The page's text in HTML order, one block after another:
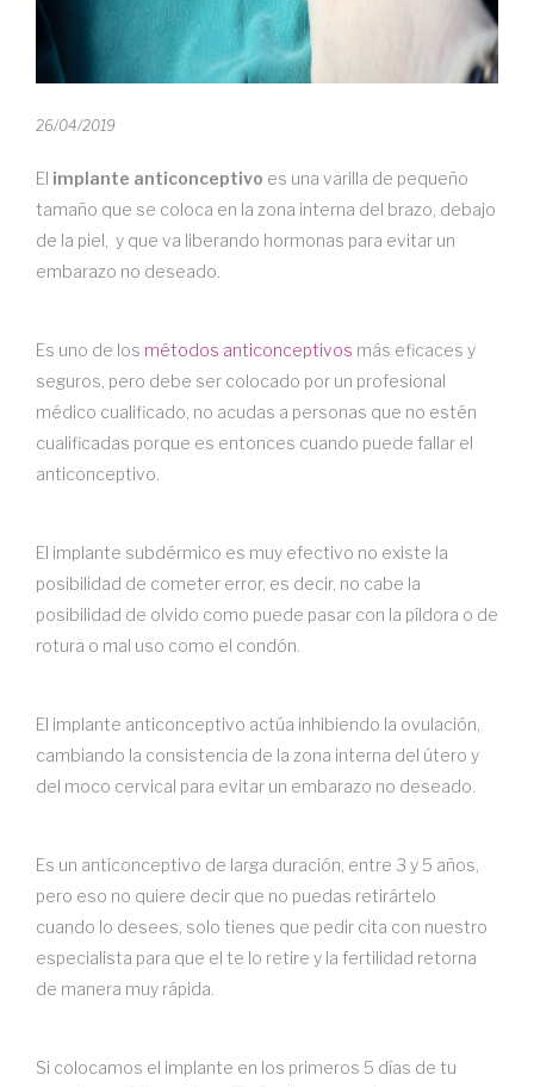
26/04/2019
El implante anticonceptivo es una varilla de pequeño
tamaño que se coloca en la zona interna del brazo, debajo
de la piel, y que va liberando hormonas para evitar un
embarazo no deseado.
Es uno de los métodos anticonceptivos más eficaces y
seguros, pero debe ser colocado por un profesional
médico cualificado, no acudas a personas que no estén
cualificadas porque es entonces cuando puede fallar el
anticonceptivo.
El implante subdérmico es muy efectivo no existe la
posibilidad de cometer error, es decir, no cabe la
posibilidad de olvido como puede pasar con la píldora o de
rotura o mal uso como el condón.
El implante anticonceptivo actúa inhibiendo la ovulación,
cambiando la consistencia de la zona interna del útero y
del moco cervical para evitar un embarazo no deseado.
Es un anticonceptivo de larga duración, entre 3 y 5 años,
pero eso no quiere decir que no puedas retirártelo
cuando lo desees, solo tienes que pedir cita con nuestro
especialista para que el te lo retire y la fertilidad retorna
de manera muy rápida.
Si colocamos el implante en los primeros 5 días de tu